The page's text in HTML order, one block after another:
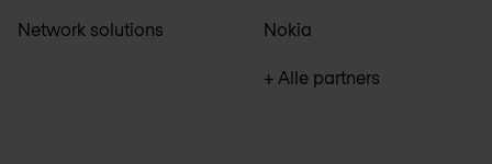
Network solutions Nokia
+ Alle partners